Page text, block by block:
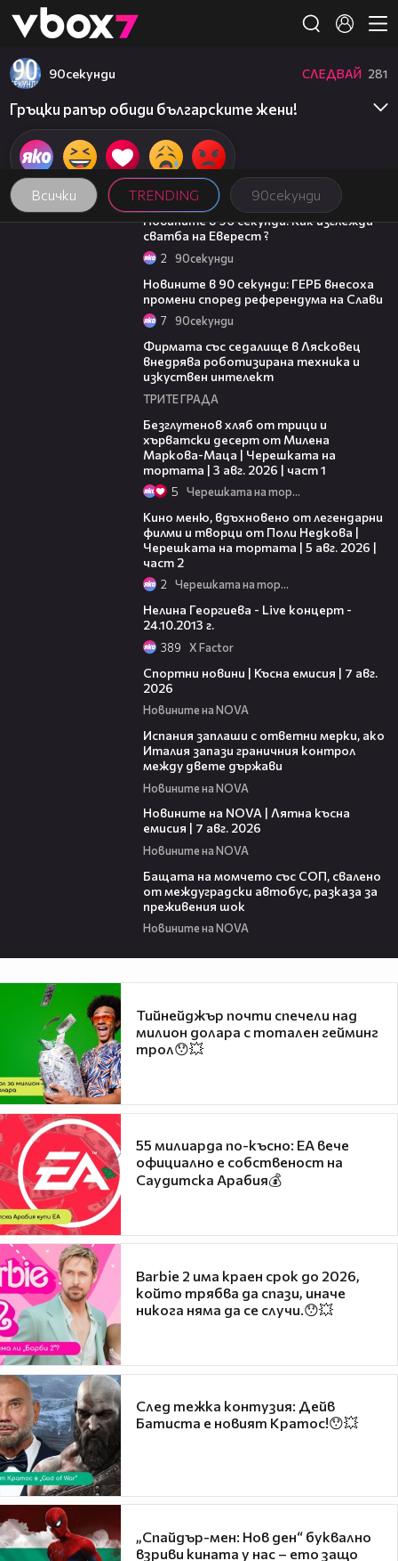
👾
Всички TRENDING 90секунди
90секунди СЛЕДВАЙ 281
Гръцки рапър обиди българските жени!
01:54
Новините в 90 секунди: Как изглежда
сватба на Еверест ?
2 90секунди
Новините в 90 секунди: ГЕРБ внесоха
промени според референдума на Слави
7 90секунди
Фирмата със седалище в Лясковец
внедрява роботизирана техника и
изкуствен интелект
ТРИТЕ ГРАДА
Безглутенов хляб от трици и
хърватски десерт от Милена
Маркова-Маца | Черешката на
тортата | 3 авг. 2026 | част 1
5 Черешката на тортата
Кино меню, вдъхновено от легендарни
филми и творци от Поли Недкова |
Черешката на тортата | 5 авг. 2026 |
част 2
2 Черешката на тортата
Нелина Георгиева - Live концерт -
24.10.2013 г.
389 X Factor
Спортни новини | Късна емисия | 7 авг.
2026
Новините на NOVA
Испания заплаши с ответни мерки, ако
Италия запази граничния контрол
между двете държави
Новините на NOVA
Новините на NOVA | Лятна късна
емисия | 7 авг. 2026
Новините на NOVA
Бащата на момчето със СОП, свалено
от междуградски автобус, разказа за
преживения шок
Новините на NOVA
Тийнейджър почти спечели над
милион долара с тотален гейминг
трол😯💥
55 милиарда по-късно: EA вече
официално е собственост на
Саудитска Арабия💰
Barbie 2 има краен срок до 2026,
който трябва да спази, иначе
никога няма да се случи.😯💥
След тежка контузия: Дейв
Батиста е новият Кратос!😯💥
„Спайдър-мен: Нов ден“ буквално
взриви кината у нас – ето защо